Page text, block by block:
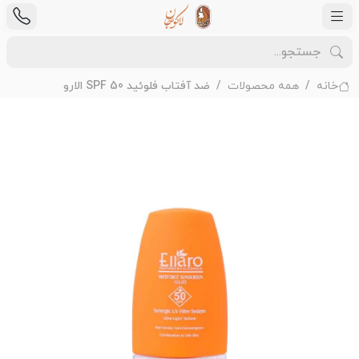
خانه همه محصولات ضد آفتاب فلوئید SPF 50 الارو